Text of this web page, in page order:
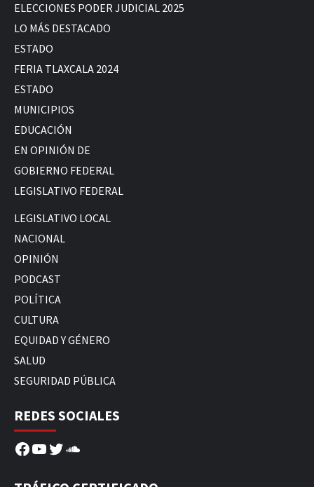
ELECCIONES PODER JUDICIAL 2025
LO MÁS DESTACADO
ESTADO
FERIA TLAXCALA 2024
ESTADO
MUNICIPIOS
EDUCACIÓN
EN OPINIÓN DE
GOBIERNO FEDERAL
LEGISLATIVO FEDERAL
LEGISLATIVO LOCAL
NACIONAL
OPINIÓN
PODCAST
POLÍTICA
CULTURA
EQUIDAD Y GÉNERO
SALUD
SEGURIDAD PÚBLICA
REDES SOCIALES
Facebook
YouTube
Twitter
SoundCloud